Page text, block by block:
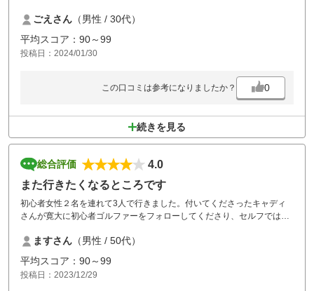
ブラインドホールも少なく、
まわりやすかったです。
ストレスフリーでラウンド出来ました。
ごえさん （男性 / 30代）
平均スコア：90～99
投稿日：2024/01/30
この口コミは参考になりましたか？ 0
続きを見る
総合評価
4.0
また行きたくなるところです
初心者女性２名を連れて3人で行きました。付いてくださったキャディ
さんが寛大に初心者ゴルファーをフォローしてくださり、セルフでは到
コースも攻めがいがあり、純粋に楽しめました。
女性的には、ミドルやロングでも、レディースティー（赤）の位置がレ
ギュラーティー（白）と10ヤードも差が無いホールもありました。
ますさん （男性 / 50代）
平均スコア：90～99
投稿日：2023/12/29